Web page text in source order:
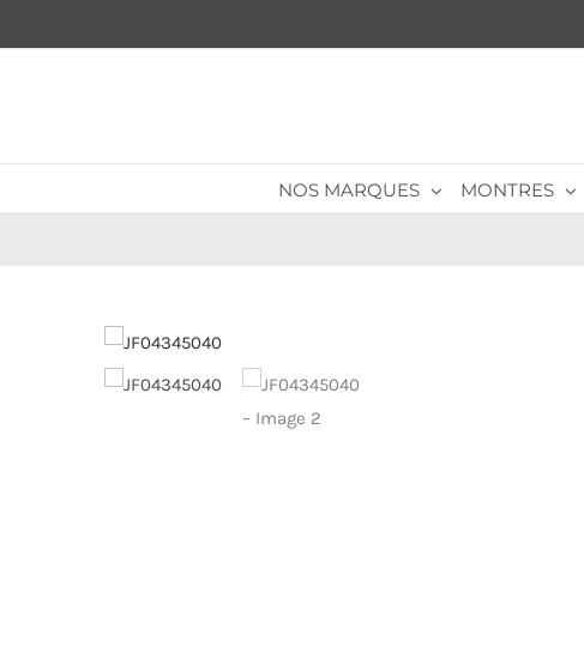
au
NOS MARQUES MONTRES